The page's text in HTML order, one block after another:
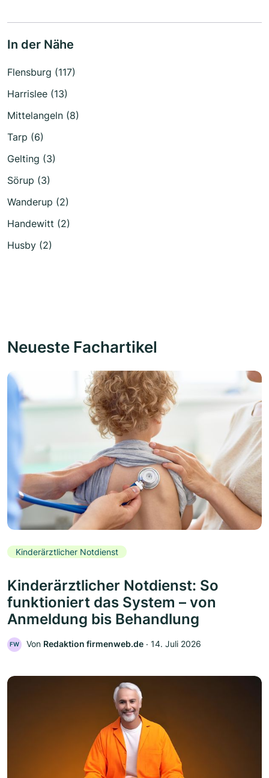
In der Nähe
Flensburg (117)
Harrislee (13)
Mittelangeln (8)
Tarp (6)
Gelting (3)
Sörup (3)
Wanderup (2)
Handewitt (2)
Husby (2)
Neueste Fachartikel
Kinderärztlicher Notdienst
Kinderärztlicher Notdienst: So
funktioniert das System – von
Anmeldung bis Behandlung
FW Von Redaktion firmenweb.de ‧ 14. Juli 2026